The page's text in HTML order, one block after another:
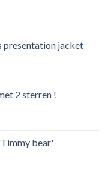
presentation jacket
2 sterren !
bear'